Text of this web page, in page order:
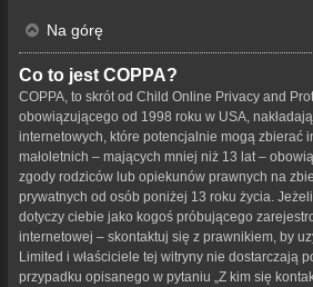
Na górę
Co to jest COPPA?
COPPA, to skrót od Child Online Privacy and
obowiązującego od 1998 roku w USA,
internetowych, które potencjalnie mogą zbierać
małoletnich – mających mniej niż 13 lat –
zgody rodziców lub opiekunów prawnych na
prywatnych od osób poniżej 13 roku życia.
dotyczy ciebie jako kogoś próbującego
internetowej – skontaktuj się z prawnikiem, by
Limited i właściciele tej witryny nie dostarczają
przypadku opisanego w pytaniu „Z kim się